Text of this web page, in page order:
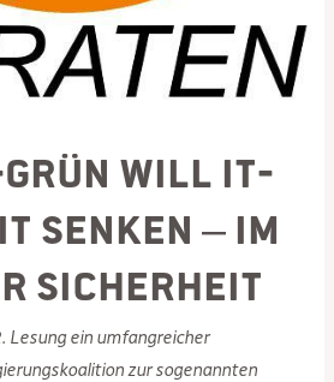
will IT-
senken – im
Sicherheit
Lesung ein umfangreicher
zur sogenannten